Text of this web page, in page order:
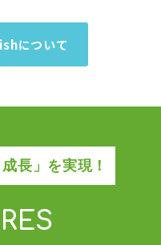
について
長」を実現！